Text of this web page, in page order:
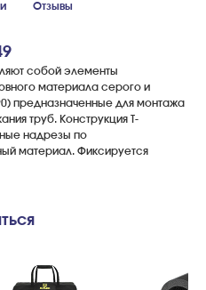
Отзывы
собой элементы
материала серого и
предназначенные для монтажа
труб. Конструкция Т-
надрезы по
материал. Фиксируется